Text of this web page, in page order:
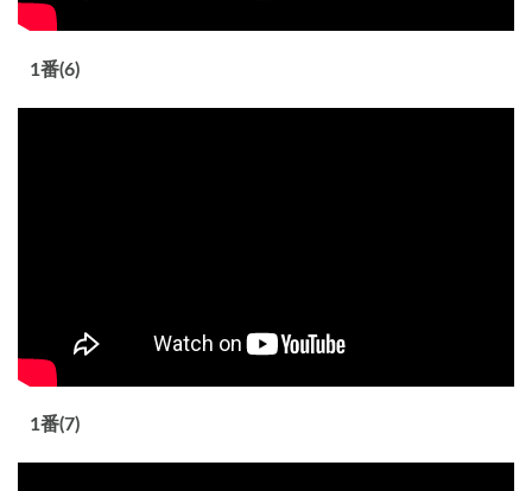
1番(6)
1番(7)